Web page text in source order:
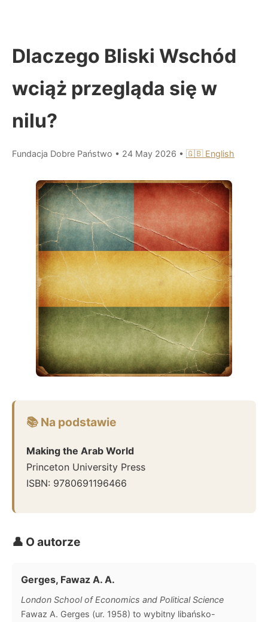
Dlaczego Bliski Wschód
wciąż przegląda się w
nilu?
Fundacja Dobre Państwo • 24 May 2026 • 🇬🇧 English
📚 Na podstawie
Making the Arab World
Princeton University Press
ISBN: 9780691196466
👤 O autorze
Gerges, Fawaz A. A.
London School of Economics and Political Science
Fawaz A. Gerges (ur. 1958) to wybitny libańsko-